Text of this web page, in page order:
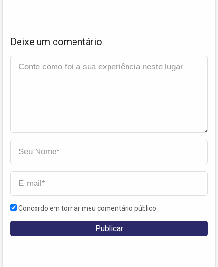
Deixe um comentário
Concordo em tornar meu comentário público